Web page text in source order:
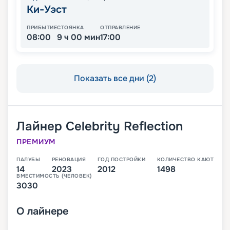
Ки-Уэст
ПРИБЫТИЕ
08:00
СТОЯНКА
9 ч 00 мин
ОТПРАВЛЕНИЕ
17:00
Показать все дни (2)
Лайнер Celebrity Reflection
ПРЕМИУМ
ПАЛУБЫ
14
РЕНОВАЦИЯ
2023
ГОД ПОСТРОЙКИ
2012
КОЛИЧЕСТВО КАЮТ
1498
ВМЕСТИМОСТЬ (ЧЕЛОВЕК)
3030
О лайнере